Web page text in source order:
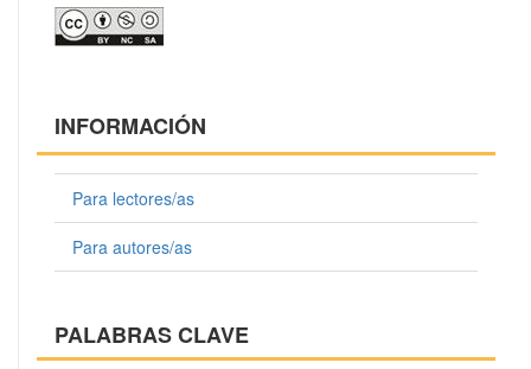
INFORMACIÓN
Para lectores/as
Para autores/as
PALABRAS CLAVE